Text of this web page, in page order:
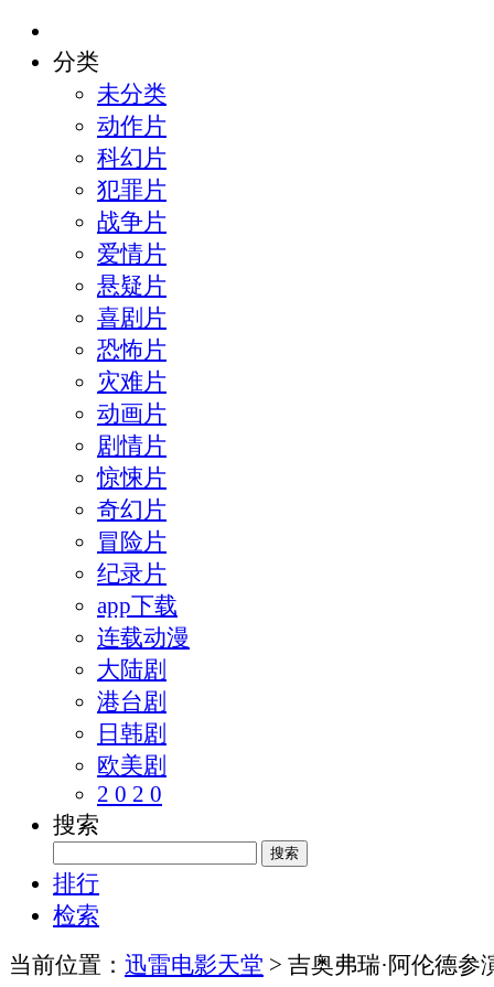
分类
未分类
动作片
科幻片
犯罪片
战争片
爱情片
悬疑片
喜剧片
恐怖片
灾难片
动画片
剧情片
惊悚片
奇幻片
冒险片
纪录片
app下载
连载动漫
大陆剧
港台剧
日韩剧
欧美剧
2 0 2 0
搜索
排行
检索
当前位置： 迅雷电影天堂 > 吉奥弗瑞·阿伦德参